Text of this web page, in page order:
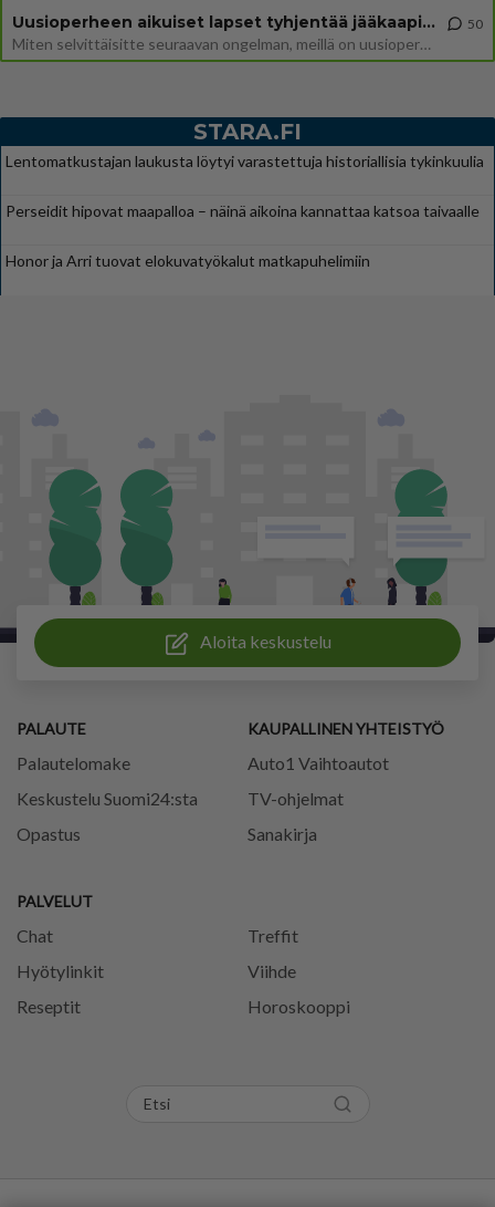
Uusioperheen aikuiset lapset tyhjentää jääkaapin käydessään
Miten selvittäisitte seuraavan ongelman, meillä on uusioperhe, minulla teini-ikäiset lapset ja puolisolla aikuiset, jotk
50
STARA.FI
Lentomatkustajan laukusta löytyi varastettuja historiallisia tykinkuulia
Perseidit hipovat maapalloa – näinä aikoina kannattaa katsoa taivaalle
Honor ja Arri tuovat elokuvatyökalut matkapuhelimiin
Aloita keskustelu
PALAUTE
Palautelomake
Keskustelu Suomi24:sta
Opastus
PALVELUT
Chat
Treffit
Hyötylinkit
Viihde
Reseptit
Horoskooppi
KAUPALLINEN YHTEISTYÖ
Auto1 Vaihtoautot
TV-ohjelmat
Sanakirja